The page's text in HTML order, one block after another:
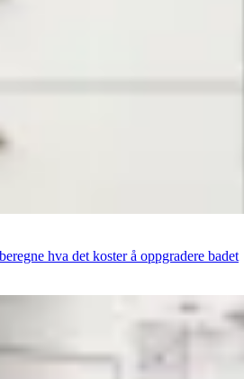
hva det koster å oppgradere badet